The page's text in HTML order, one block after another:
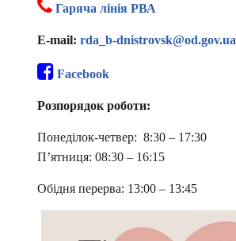
Гаряча лінія РВА
E-mail: rda_b-dnistrovsk@od.gov.ua
Facebook
Розпорядок роботи:
Понеділок-четвер: 8:30 – 17:30
П’ятниця: 08:30 – 16:15
Обідня перерва: 13:00 – 13:45